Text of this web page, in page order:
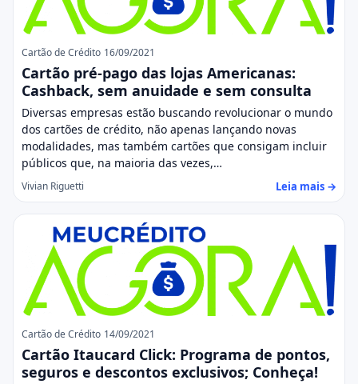
Cartão de Crédito 16/09/2021
Cartão pré-pago das lojas Americanas:
Cashback, sem anuidade e sem consulta
Diversas empresas estão buscando revolucionar o mundo
dos cartões de crédito, não apenas lançando novas
modalidades, mas também cartões que consigam incluir
públicos que, na maioria das vezes,…
Vivian Riguetti Leia mais →
Cartão de Crédito 14/09/2021
Cartão Itaucard Click: Programa de pontos,
seguros e descontos exclusivos; Conheça!